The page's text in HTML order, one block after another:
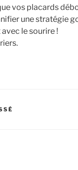
vos placards
une stratégie
le sourire !